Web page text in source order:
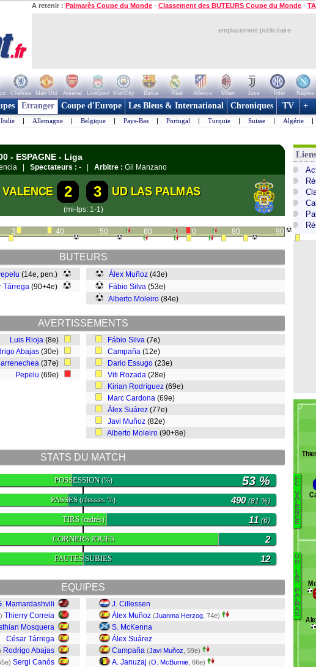
A retenir : Palmarès Coupe du Monde - Classement des BUTEURS Coupe du Monde -
emplacement publicitaire
Chelsea Man Utd Arsenal Liverpool ManCity Barca Real Atletico Milan Juve Inter Naples
Etranger Coupe d'Europe Les Bleus & International Chroniques TV +
Italie | Allemagne | Belgique | Pays-Bas | Portugal | Turquie | Suisse | Algérie |
- ESPAGNE - Liga
| Spectateurs : - | Arbitre : Gil Manzano
VALENCE 2 3 UD LAS PALMAS
(mi-tps: 1-1)
30 40 50 60 70 80 90
BUTEURS
(14e, pen.)
Tárrega (90+4e)
Álex Muñoz (43e)
Fábio Silva (53e)
Alberto Moleiro (84e)
AVERTISSEMENTS
Luis Rioja (8e)
Abajas (30e)
(37e)
Pepelu (69e)
Fábio Silva (7e)
Campaña (12e)
Dario Essugo (23e)
Viti Rozada (28e)
Kirian Rodríguez (69e)
Marc Cardona (69e)
Álex Suárez (77e)
Javi Muñoz (82e)
Alberto Moleiro (90+8e)
STATS DU MATCH
POSSESSION(%) 53 %
PASSES(réussies %) 490(81 %)
TIRS(cadrés) 11 (6)
CORNERS JOUES 2
FAUTES SUBIES 12
EQUIPES
Mamardashvili
Thierry Correia
Mosquera
César Tárrega
Rodrigo Abajas
Sergi Canós
J. Cillessen
Álex Muñoz (Juanma Herzog , 74e)
S. McKenna
Álex Suárez
Campaña (Javi Muñoz , 59e)
A. Januzaj (O. McBurnie , 66e)
F
C
V
A
L
E
N
C
E
U
D
L
A
S
P
A
L
M
A
S